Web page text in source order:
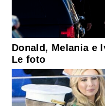
Donald, Melania e
Le foto